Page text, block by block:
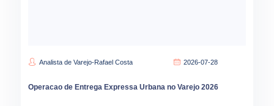
Analista de Varejo-Rafael Costa 2026-07-28
Operacao de Entrega Expressa Urbana no Varejo 2026